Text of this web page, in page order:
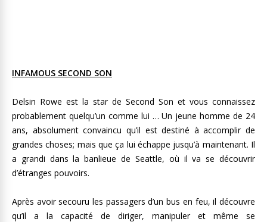
INFAMOUS SECOND SON
Delsin Rowe est la star de Second Son et vous connaissez
probablement quelqu’un comme lui … Un jeune homme de 24
ans, absolument convaincu qu’il est destiné à accomplir de
grandes choses; mais que ça lui échappe jusqu’à maintenant. Il
a grandi dans la banlieue de Seattle, où il va se découvrir
d’étranges pouvoirs.
Après avoir secouru les passagers d’un bus en feu, il découvre
qu’il a la capacité de diriger, manipuler et même se